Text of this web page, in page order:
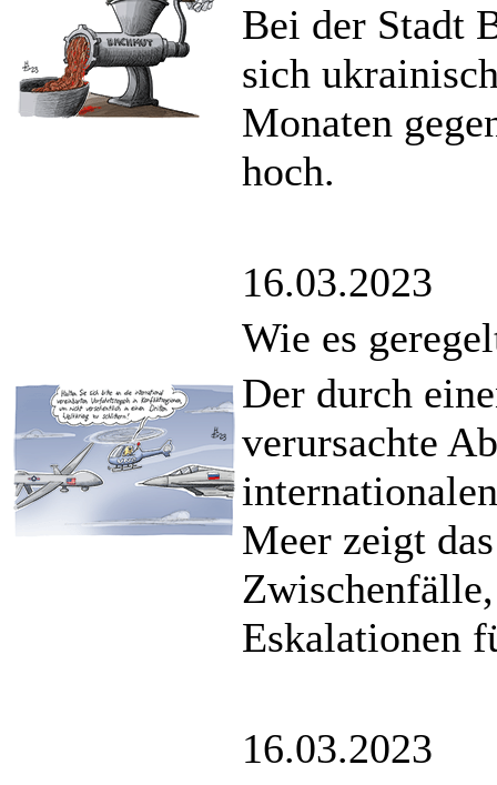
Bei der Stadt
sich
Monaten
hoch.
16.03.2023
Wie es
Der durch
verursachte
Meer zeigt
Eskalationen
16.03.2023